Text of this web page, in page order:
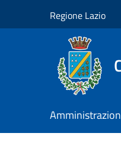
Regione Lazio